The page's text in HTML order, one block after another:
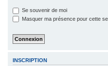
Se souvenir de moi
Masquer ma présence pour cette
INSCRIPTION